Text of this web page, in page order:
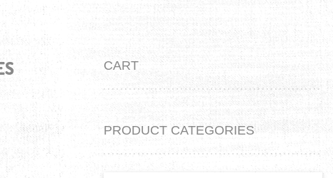
CART
PRODUCT CATEGORIES